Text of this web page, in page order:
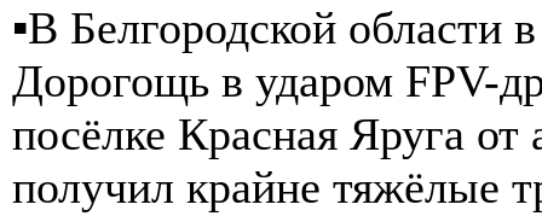
▪️В Белгородской области
Дорогощь в ударом FPV-
посёлке Красная Яруга
получил крайне тяжёлые